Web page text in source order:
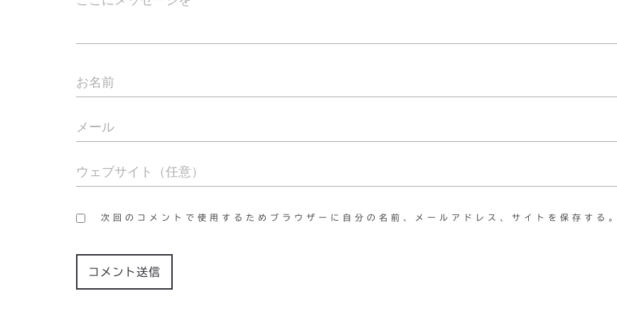
次回のコメントで使用するためブラウザーに自分の名前、メールアドレス、サイトを保存する。